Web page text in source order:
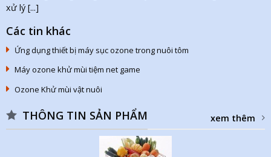
xử lý [...]
Các tin khác
Ứng dụng thiết bị máy sục ozone trong nuôi tôm
Máy ozone khử mùi tiệm net game
Ozone Khử mùi vật nuôi
THÔNG TIN SẢN PHẨM xem thêm